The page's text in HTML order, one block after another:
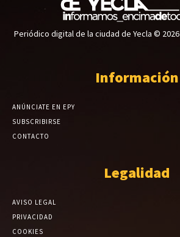
Periódico digital de la ciudad de Yecla © 2026
Información
ANÚNCIATE EN EPY
SUBSCRIBIRSE
CONTACTO
Legalidad
AVISO LEGAL
PRIVACIDAD
COOKIES